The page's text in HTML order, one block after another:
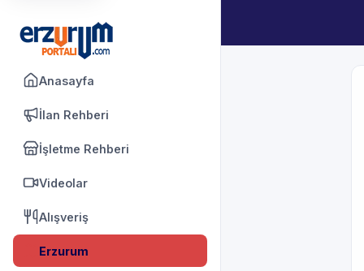
Anasayfa
İlan Rehberi
İşletme Rehberi
Videolar
Alışveriş
Erzurum